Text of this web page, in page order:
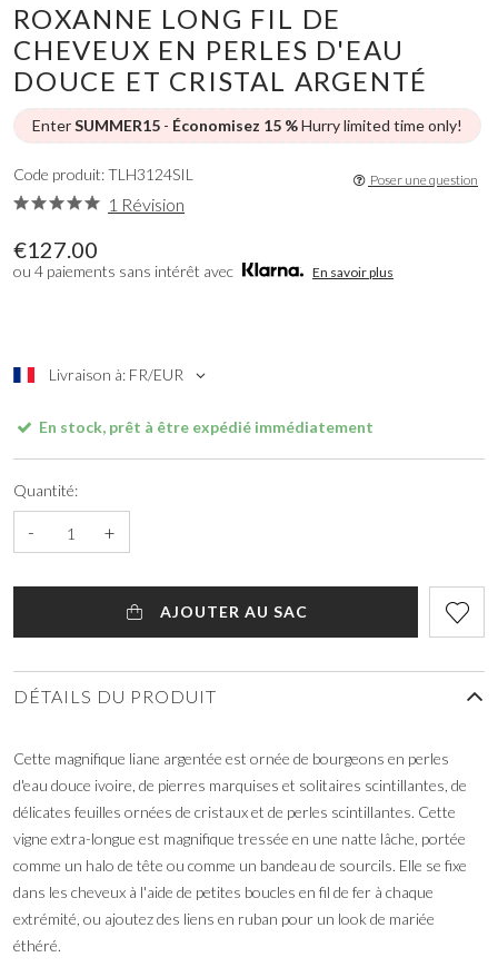
ROXANNE LONG FIL DE
CHEVEUX EN PERLES D'EAU
DOUCE ET CRISTAL ARGENTÉ
EnterSUMMER15 - Économisez 15 %Hurry limited time only!
€127.00
ou 4 paiements sans intérêt avec En savoir plus
Livraison à: FR/EUR
Code produit: TLH3124SIL
1 Révision
Poser une question
En stock, prêt à être expédié immédiatement
Quantité:
- +
AJOUTER AU SAC
DÉTAILS DU PRODUIT
Cette magnifique liane argentée est ornée de bourgeons en perles
d'eau douce ivoire, de pierres marquises et solitaires scintillantes, de
délicates feuilles ornées de cristaux et de perles scintillantes. Cette
vigne extra-longue est magnifique tressée en une natte lâche, portée
comme un halo de tête ou comme un bandeau de sourcils. Elle se fixe
dans les cheveux à l'aide de petites boucles en fil de fer à chaque
extrémité, ou ajoutez des liens en ruban pour un look de mariée
éthéré.